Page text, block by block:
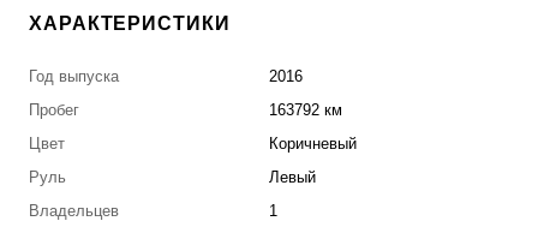
ХАРАКТЕРИСТИКИ
Год выпуска
2016
Пробег
163792 км
Цвет
Коричневый
Руль
Левый
Владельцев
1